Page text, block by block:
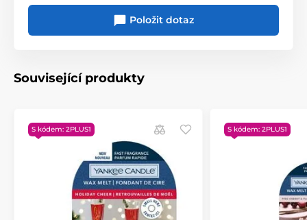
Položit dotaz
Související produkty
S kódem: 2PLUS1 S kódem: 2PLUS1